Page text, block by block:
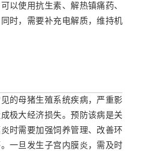
以使用抗生素、解热镇痛药、
时，需要补充电解质，维持机
的母猪生殖系统疾病，严重影
极大经济损失。预防该病是关
时需要加强饲养管理、改善环
一旦发生子宫内膜炎，需及时